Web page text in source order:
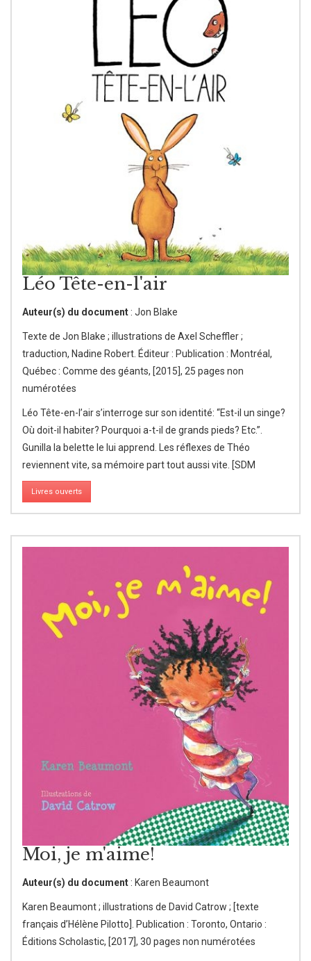
Léo Tête-en-l'air
Auteur(s) du document : Jon Blake
Texte de Jon Blake ; illustrations de Axel Scheffler ;
traduction, Nadine Robert. Éditeur : Publication : Montréal,
Québec : Comme des géants, [2015], 25 pages non
numérotées
Léo Tête-en-l’air s’interroge sur son identité: “Est-il un singe?
Où doit-il habiter? Pourquoi a-t-il de grands pieds? Etc.”.
Gunilla la belette le lui apprend. Les réflexes de Théo
reviennent vite, sa mémoire part tout aussi vite. [SDM
Livres ouverts
Moi, je m'aime!
Auteur(s) du document : Karen Beaumont
Karen Beaumont ; illustrations de David Catrow ; [texte
français d’Hélène Pilotto]. Publication : Toronto, Ontario :
Éditions Scholastic, [2017], 30 pages non numérotées